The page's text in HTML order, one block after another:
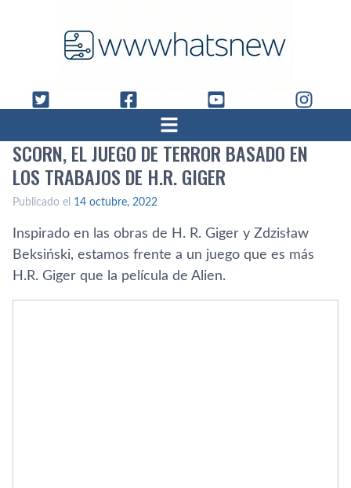
SCORN, EL JUEGO DE TERROR BASADO EN
LOS TRABAJOS DE H.R. GIGER
Publicado el 14 octubre, 2022
Inspirado en las obras de H. R. Giger y Zdzisław
Beksiński, estamos frente a un juego que es más
H.R. Giger que la película de Alien.